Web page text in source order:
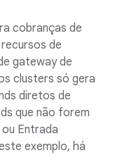
cobranças de
de
gateway de
clusters só gera
diretos de
que não forem
Entrada
exemplo, há